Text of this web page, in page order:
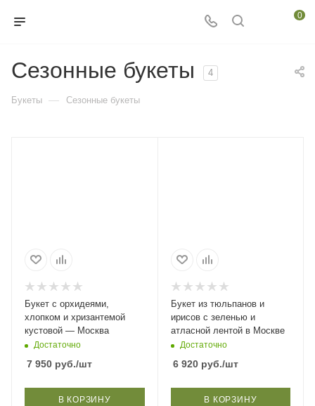
0
Сезонные букеты 4
Букеты — Сезонные букеты
Букет с орхидеями,
хлопком и хризантемой
кустовой — Москва
Достаточно
7 950 руб./шт
В КОРЗИНУ
Букет из тюльпанов и
ирисов с зеленью и
атласной лентой в Москве
Достаточно
6 920руб./шт
В КОРЗИНУ